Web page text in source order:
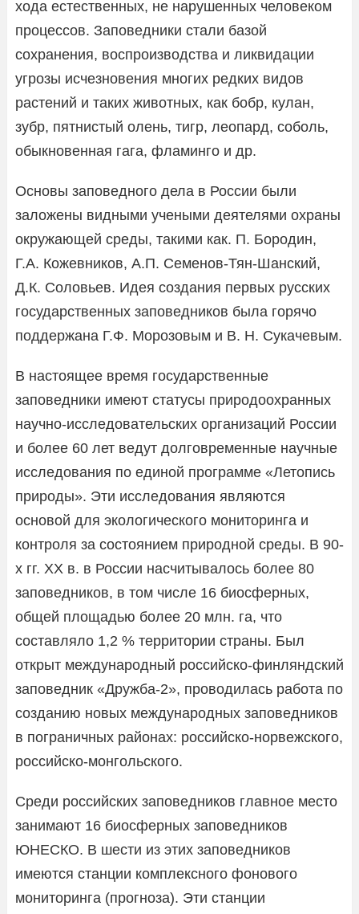
хода естественных, не нарушенных человеком
процессов. Заповедники стали базой
сохранения, воспроизводства и ликвидации
угрозы исчезновения многих редких видов
растений и таких животных, как бобр, кулан,
зубр, пятнистый олень, тигр, леопард, соболь,
обыкновенная гага, фламинго и др.
Основы заповедного дела в России были
заложены видными учеными деятелями охраны
окружающей среды, такими как. П. Бородин,
Г.А. Кожевников, А.П. Семенов-Тян-Шанский,
Д.К. Соловьев. Идея создания первых русских
государственных заповедников была горячо
поддержана Г.Ф. Морозовым и В. Н. Сукачевым.
В настоящее время государственные
заповедники имеют статусы природоохранных
научно-исследовательских организаций России
и более 60 лет ведут долговременные научные
исследования по единой программе «Летопись
природы». Эти исследования являются
основой для экологического мониторинга и
контроля за состоянием природной среды. В 90-
х гг. XX в. в России насчитывалось более 80
заповедников, в том числе 16 биосферных,
общей площадью более 20 млн. га, что
составляло 1,2 % территории страны. Был
открыт международный российско-финляндский
заповедник «Дружба-2», проводилась работа по
созданию новых международных заповедников
в пограничных районах: российско-норвежского,
российско-монгольского.
Среди российских заповедников главное место
занимают 16 биосферных заповедников
ЮНЕСКО. В шести из этих заповедников
имеются станции комплексного фонового
мониторинга (прогноза). Эти станции